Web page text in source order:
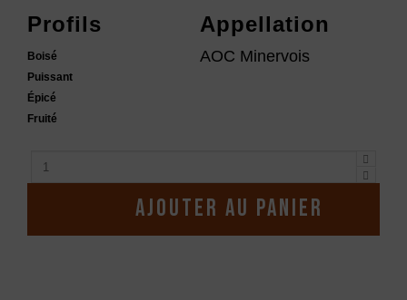
Profils
Boisé
Puissant
Épicé
Fruité
Appellation
AOC Minervois
Ajouter au panier